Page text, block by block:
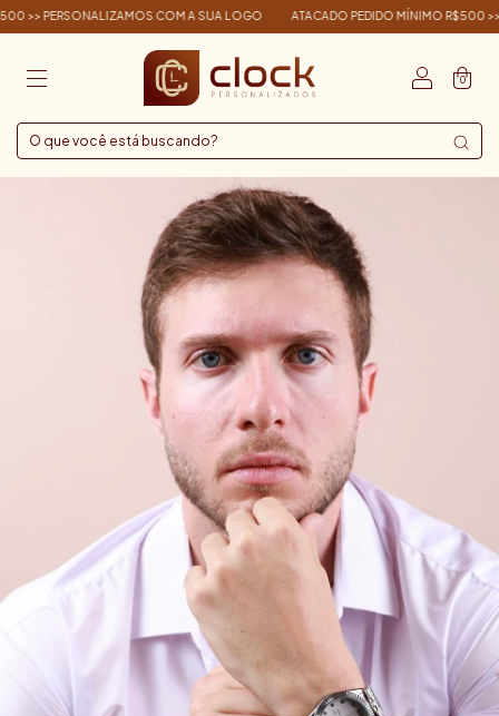
COM A SUA LOGO ATACADO PEDIDO MÍNIMO R$500 >>
0